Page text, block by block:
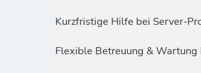
Kurzfristige Hilfe bei Server-
Flexible Betreuung & Wartung